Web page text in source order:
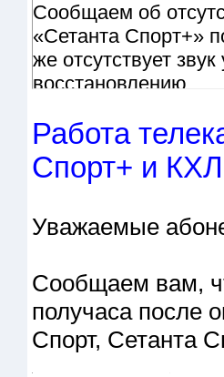
Сообщаем об
«Сетанта Спорт+»
же отсутствует
восстановлению.
Приносим
Работа
Спорт+ и
Уважаемые
Сообщаем вам,
получаса после
Спорт, Сетанта